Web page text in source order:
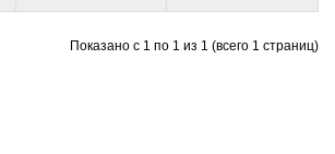
Показано с 1 по 1 из 1 (всего 1 страниц)